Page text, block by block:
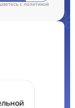
cполитикой